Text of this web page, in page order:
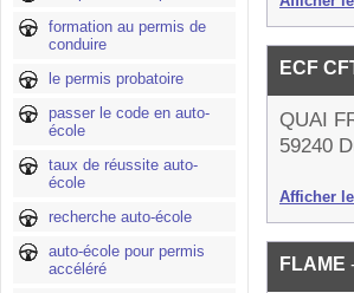
formation au permis de
conduire
le permis probatoire
passer le code en auto-
école
taux de réussite auto-
école
recherche auto-école
auto-école pour permis
accéléré
ECF
QUAI
59240
Afficher
FLAME